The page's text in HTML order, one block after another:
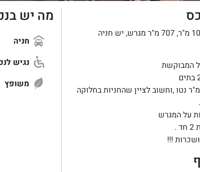
המבוקשת
כ -707 מ"ר נטו ,וחשוב לציין שהחניות בחלוקה
!!!
מה יש
חניה
נגיש
משופץ